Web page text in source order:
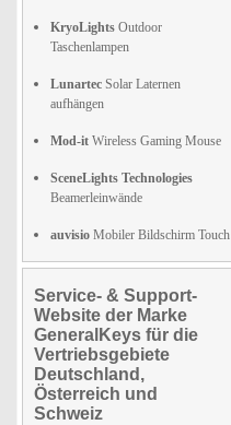
KryoLights Outdoor
Taschenlampen
Lunartec Solar Laternen
aufhängen
Mod-it Wireless Gaming Mouse
SceneLights Technologies
Beamerleinwände
auvisio Mobiler Bildschirm Touch
Service- & Support-
Website der Marke
GeneralKeys für die
Vertriebsgebiete
Deutschland,
Österreich und
Schweiz